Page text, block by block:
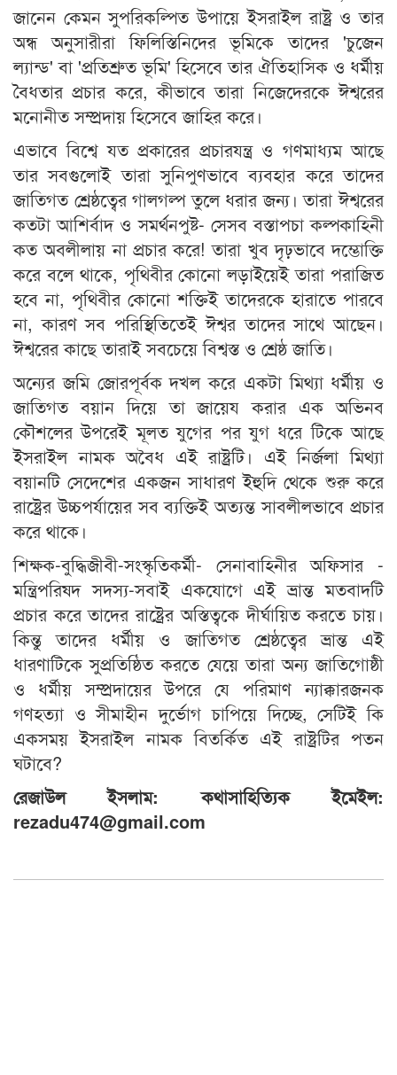
জানেন কেমন সুপরিকল্পিত উপায়ে ইসরাইল রাষ্ট্র ও তার
অন্ধ অনুসারীরা ফিলিস্তিনিদের ভূমিকে তাদের 'চুজেন
ল্যান্ড' বা 'প্রতিশ্রুত ভূমি' হিসেবে তার ঐতিহাসিক ও ধর্মীয়
বৈধতার প্রচার করে, কীভাবে তারা নিজেদেরকে ঈশ্বরের
মনোনীত সম্প্রদায় হিসেবে জাহির করে।
এভাবে বিশ্বে যত প্রকারের প্রচারযন্ত্র ও গণমাধ্যম আছে
তার সবগুলোই তারা সুনিপুণভাবে ব্যবহার করে তাদের
জাতিগত শ্রেষ্ঠত্বের গালগল্প তুলে ধরার জন্য। তারা ঈশ্বরের
কতটা আশির্বাদ ও সমর্থনপুষ্ট- সেসব বস্তাপচা কল্পকাহিনী
কত অবলীলায় না প্রচার করে! তারা খুব দৃঢ়ভাবে দম্ভোক্তি
করে বলে থাকে, পৃথিবীর কোনো লড়াইয়েই তারা পরাজিত
হবে না, পৃথিবীর কোনো শক্তিই তাদেরকে হারাতে পারবে
না, কারণ সব পরিস্থিতিতেই ঈশ্বর তাদের সাথে আছেন।
ঈশ্বরের কাছে তারাই সবচেয়ে বিশ্বস্ত ও শ্রেষ্ঠ জাতি।
অন্যের জমি জোরপূর্বক দখল করে একটা মিথ্যা ধর্মীয় ও
জাতিগত বয়ান দিয়ে তা জায়েয করার এক অভিনব
কৌশলের উপরেই মূলত যুগের পর যুগ ধরে টিকে আছে
ইসরাইল নামক অবৈধ এই রাষ্ট্রটি। এই নির্জলা মিথ্যা
বয়ানটি সেদেশের একজন সাধারণ ইহুদি থেকে শুরু করে
রাষ্ট্রের উচ্চপর্যায়ের সব ব্যক্তিই অত্যন্ত সাবলীলভাবে প্রচার
করে থাকে।
শিক্ষক-বুদ্ধিজীবী-সংস্কৃতিকর্মী- সেনাবাহিনীর অফিসার -
মন্ত্রিপরিষদ সদস্য-সবাই একযোগে এই ভ্রান্ত মতবাদটি
প্রচার করে তাদের রাষ্ট্রের অস্তিত্বকে দীর্ঘায়িত করতে চায়।
কিন্তু তাদের ধর্মীয় ও জাতিগত শ্রেষ্ঠত্বের ভ্রান্ত এই
ধারণাটিকে সুপ্রতিষ্ঠিত করতে যেয়ে তারা অন্য জাতিগোষ্ঠী
ও ধর্মীয় সম্প্রদায়ের উপরে যে পরিমাণ ন্যাক্কারজনক
গণহত্যা ও সীমাহীন দুর্ভোগ চাপিয়ে দিচ্ছে, সেটিই কি
একসময় ইসরাইল নামক বিতর্কিত এই রাষ্ট্রটির পতন
ঘটাবে?
রেজাউল ইসলাম: কথাসাহিত্যিক ইমেইল:
rezadu474@gmail.com